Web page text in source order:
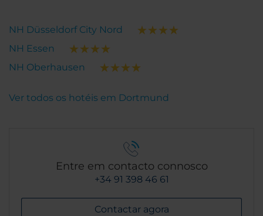
NH Düsseldorf City Nord
NH Essen
NH Oberhausen
Ver todos os hotéis em Dortmund
Entre em contacto connosco
+34 91 398 46 61
Contactar agora